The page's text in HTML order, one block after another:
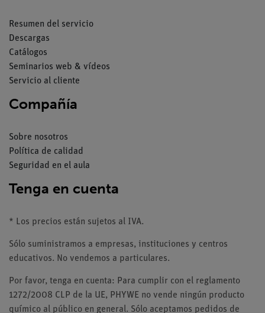
Resumen del servicio
Descargas
Catálogos
Seminarios web & vídeos
Servicio al cliente
Compañía
Sobre nosotros
Política de calidad
Seguridad en el aula
Tenga en cuenta
* Los precios están sujetos al IVA.
Sólo suministramos a empresas, instituciones y centros
educativos. No vendemos a particulares.
Por favor, tenga en cuenta: Para cumplir con el reglamento
1272/2008 CLP de la UE, PHYWE no vende ningún producto
químico al público en general. Sólo aceptamos pedidos de